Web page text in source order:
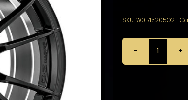
SKU:W01715205O2
OZ